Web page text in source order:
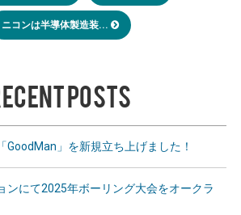
ニコンは半導体製造装...
POSTS
GoodMan」を新規立ち上げました！
ンにて2025年ボーリング大会をオークラ